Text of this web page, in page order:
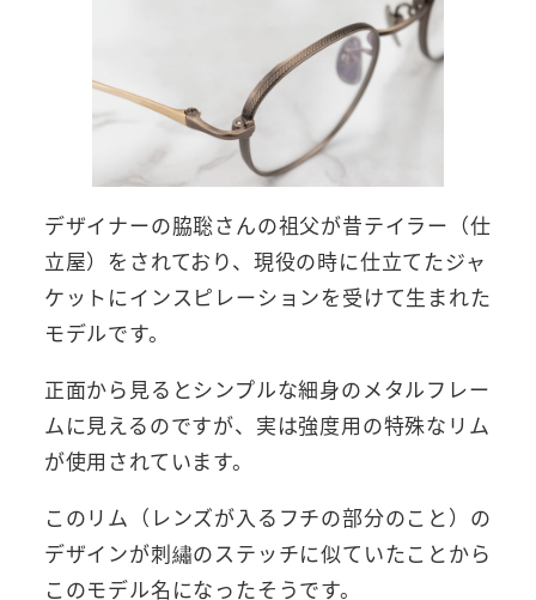
デザイナーの脇聡さんの祖父が昔テイラー（仕
立屋）をされており、現役の時に仕立てたジャ
ケットにインスピレーションを受けて生まれた
モデルです。
正面から見るとシンプルな細身のメタルフレー
ムに見えるのですが、実は強度用の特殊なリム
が使用されています。
このリム（レンズが入るフチの部分のこと）の
デザインが刺繡のステッチに似ていたことから
このモデル名になったそうです。